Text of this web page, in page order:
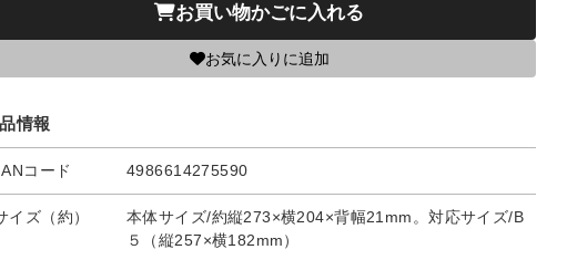
お買い物かごに入れる
お気に入りに追加
情報
コード 4986614275590
イズ（約）
本体サイズ/約縦273×横204×背幅21mm。対応サイズ/B
５（縦257×横182mm）